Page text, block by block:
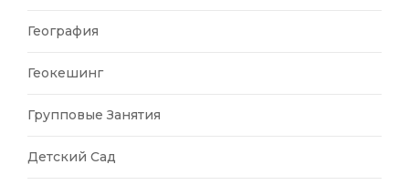
География
Геокешинг
Групповые Занятия
Детский Сад